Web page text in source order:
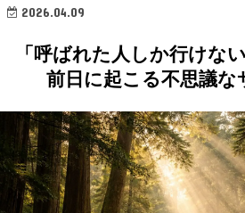
2026.04.09
「呼ばれた人しか行けな
前日に起こる不思議な